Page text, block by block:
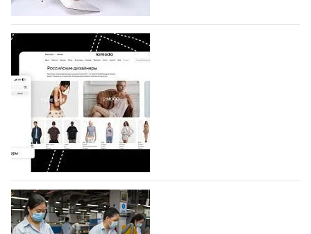
коллекции которых не были представлены в…
07.08.2026 634
BALLINA представит свои новинки на Euro
Shoes
Компания BALLINA Guangzhou Lihuang Footwear
Co., Ltd., основанная в 2011 году и расположенная в
Гуанчжоу, столице моды Китая, является
профессиональной обувной компанией,
объединяющей разработку, производство и…
07.08.2026 493
На платформе Lamoda - новый раздел и
условия продвижения локальных